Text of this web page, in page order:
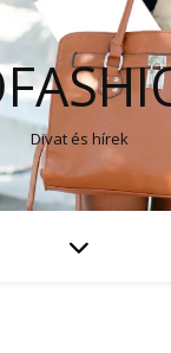
Divat és hírek